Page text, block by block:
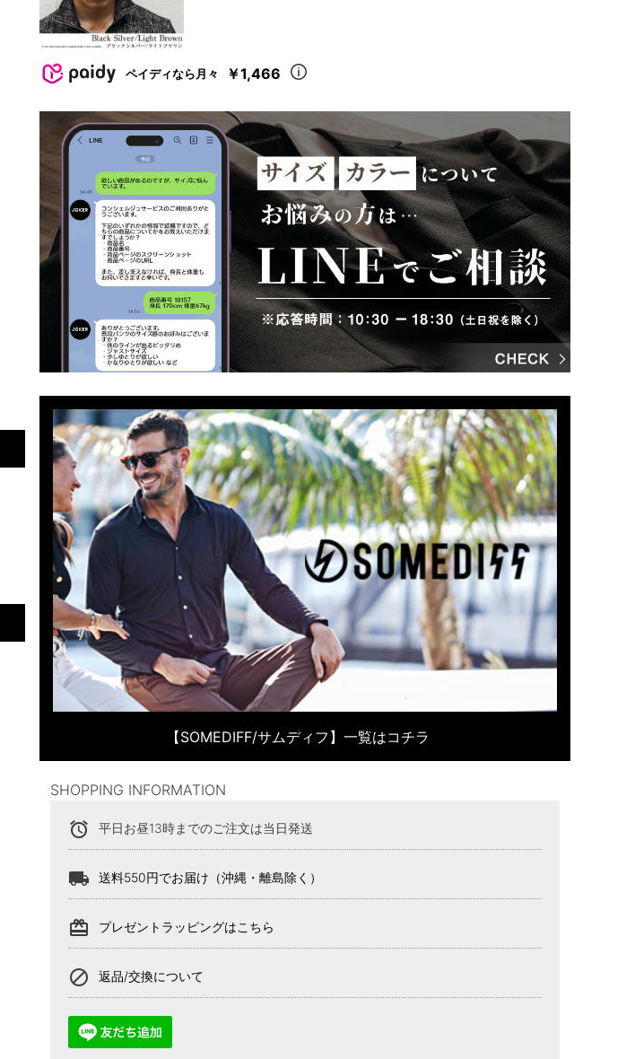
ペイディなら月々 ￥1,466
【SOMEDIFF/サムディフ】一覧はコチラ
SHOPPING INFORMATION
alarm 平日お昼13時までのご注文は当日発送
local_shipping 送料550円でお届け（沖縄・離島除く）
card_giftcard プレゼントラッピングはこちら
block 返品/交換について